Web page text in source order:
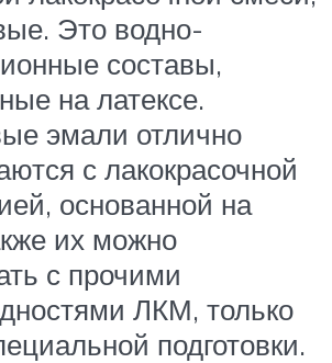
Это водно-
составы,
на латексе.
эмали отлично
с лакокрасочной
основанной на
их можно
с прочими
ЛКМ, только
подготовки.